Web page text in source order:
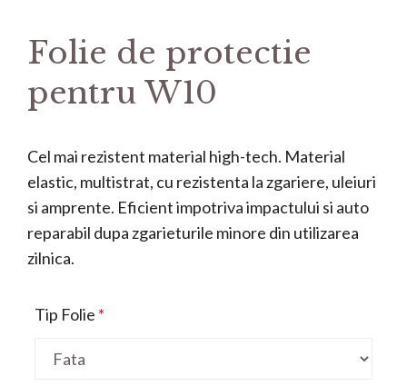
Folie de protectie
pentru W10
Cel mai rezistent material high-tech. Material
elastic, multistrat, cu rezistenta la zgariere, uleiuri
si amprente. Eficient impotriva impactului si auto
reparabil dupa zgarieturile minore din utilizarea
zilnica.
Tip Folie *